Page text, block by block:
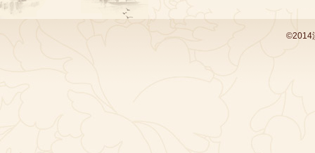
©2014